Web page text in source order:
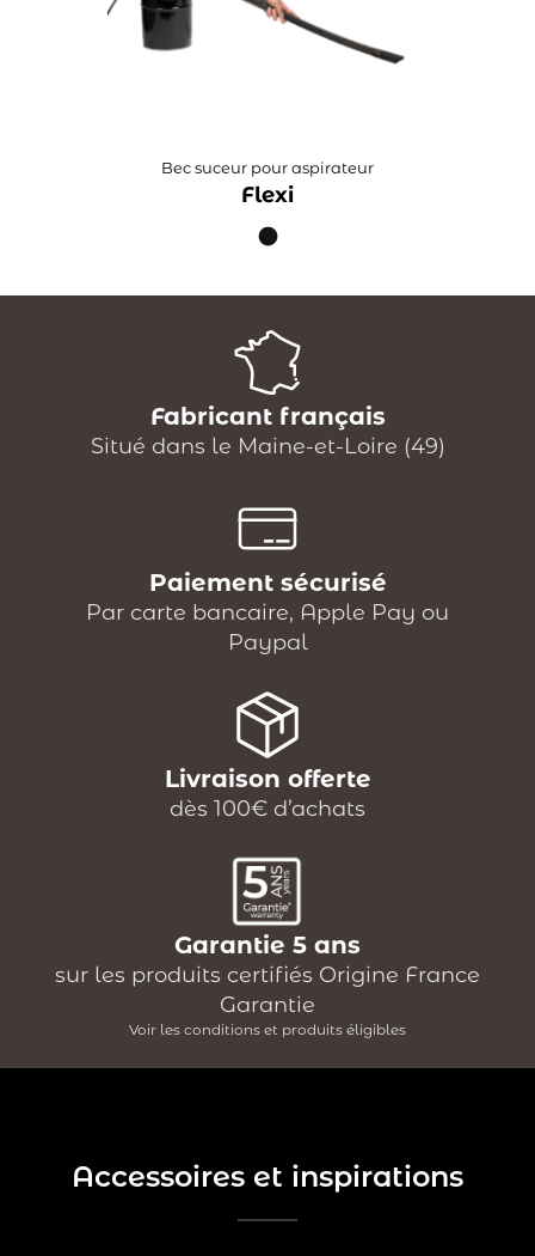
Bec suceur pour aspirateur
Flexi
Fabricant français
Situé dans le Maine-et-Loire (49)
Paiement sécurisé
Par carte bancaire, Apple Pay ou
Paypal
Livraison offerte
dès 100€ d’achats
Garantie 5 ans
sur les produits certifiés Origine France
Garantie
Voir les conditions et produits éligibles
Accessoires et inspirations